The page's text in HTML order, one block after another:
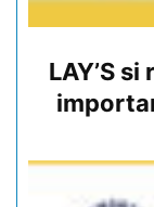
LAY’S